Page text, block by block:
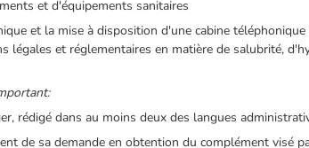
et d'équipements sanitaires
et la mise à disposition d'une cabine
et réglementaires en matière de salubrité,
rédigé dans au moins deux des langues
de sa demande en obtention du complément visé